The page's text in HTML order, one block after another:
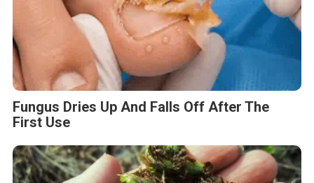
Fungus Dries Up And Falls Off After The
First Use